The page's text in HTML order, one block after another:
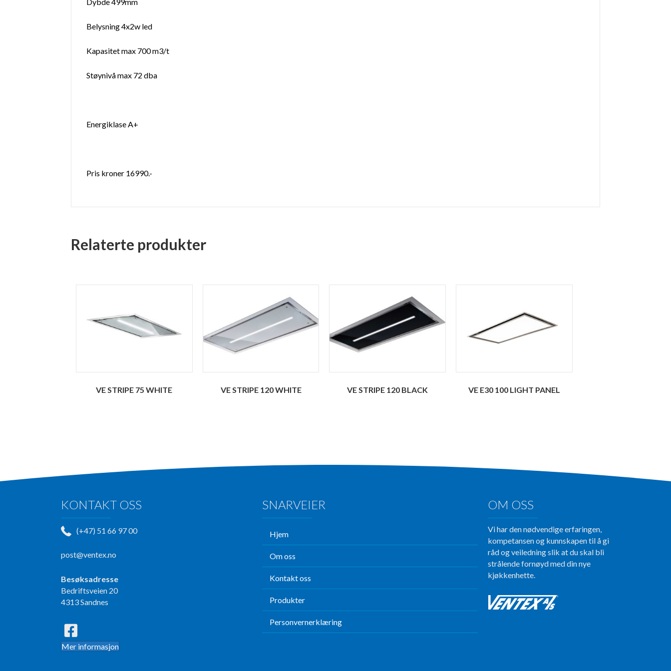
Dybde 499mm
Belysning 4x2w led
Kapasitet max 700 m3/t
Støynivå max 72 dba
Energiklase A+
Pris kroner 16990.-
Relaterte produkter
VE STRIPE 75 WHITE VE STRIPE 120 WHITE VE STRIPE 120 BLACK VE E30 100 LIGHT PANEL
KONTAKT OSS
(+47) 51 66 97 00
post@ventex.no
Besøksadresse
Bedriftsveien 20
4313 Sandnes
Mer informasjon
SNARVEIER
Hjem
Om oss
Kontakt oss
Produkter
Personvernerklæring
OM OSS
Vi har den nødvendige erfaringen,
kompetansen og kunnskapen til å gi
råd og veiledning slik at du skal bli
strålende fornøyd med din nye
kjøkkenhette.